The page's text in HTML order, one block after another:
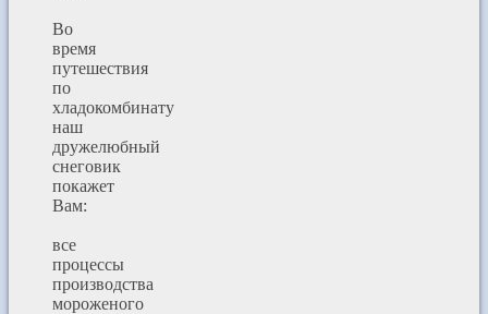
Во
время
путешествия
по
хладокомбинату
наш
дружелюбный
снеговик
покажет
Вам:
все
процессы
производства
мороженого